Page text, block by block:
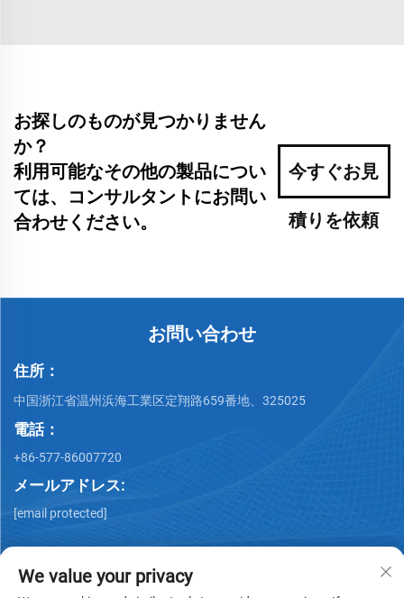
お探しのものが見つかりません
か？
利用可能なその他の製品につい
ては、コンサルタントにお問い
合わせください。
今すぐお見
積りを依頼
お問い合わせ
住所：
中国浙江省温州浜海工業区定翔路659番地、325025
電話：
+86-577-86007720
メールアドレス:
[email protected]
We value your privacy